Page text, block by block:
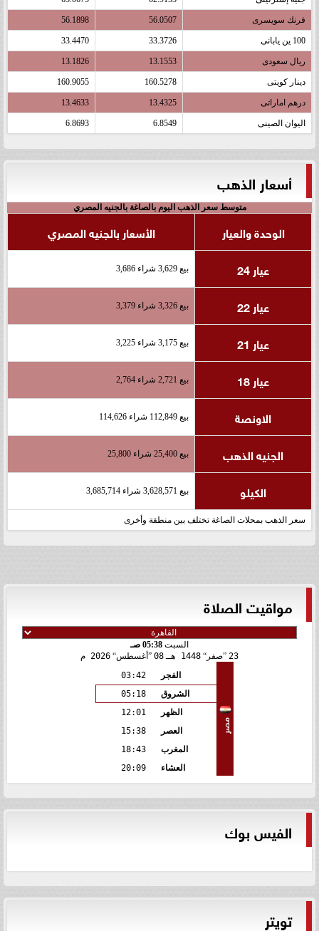
فرنك سويسرى 56.0507
56.1898
100 ين يابانى 33.3726
33.4470
ريال سعودى 13.1553
13.1826
دينار كويتى 160.5278
160.9055
درهم اماراتى 13.4325
13.4633
اليوان الصينى 6.8549
6.8693
أسعار الذهب
متوسط سعر الذهب اليوم بالصاغة بالجنيه المصري
الوحدة والعيار
الأسعار بالجنيه المصري
عيار 24
بيع 3,629 شراء 3,686
عيار 22 بيع 3,326 شراء 3,379
عيار 21 بيع 3,175 شراء 3,225
عيار 18 بيع 2,721 شراء 2,764
الاونصة بيع 112,849 شراء 114,626
الجنيه الذهب بيع 25,400 شراء 25,800
الكيلو بيع 3,628,571 شراء 3,685,714
سعر الذهب بمحلات الصاغة تختلف بين منطقة وأخرى
مواقيت الصلاة
السبت 05:38 صـ
23 صفر 1448 هـ 08 أغسطس 2026 م
مصر
الفجر
03:42
الشروق
05:18
الظهر
12:01
العصر
15:38
المغرب
18:43
العشاء
20:09
الفيس بوك
تويتر